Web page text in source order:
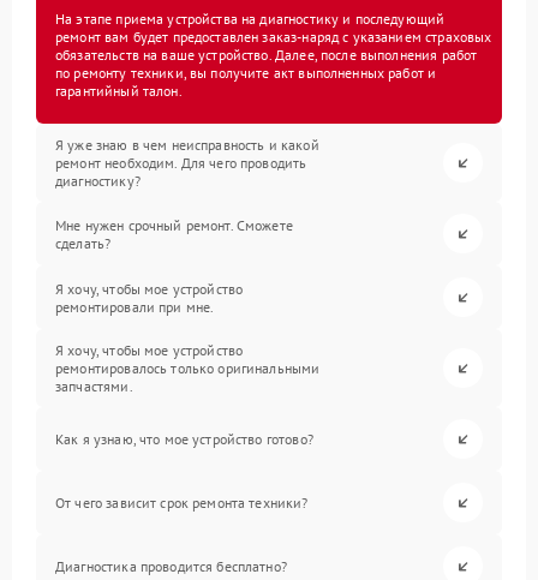
На этапе приема устройства на диагностику и последующий
ремонт вам будет предоставлен заказ-наряд с указанием страховых
обязательств на ваше устройство. Далее, после выполнения работ
по ремонту техники, вы получите акт выполненных работ и
гарантийный талон.
Я уже знаю в чем неисправность и какой
ремонт необходим. Для чего проводить
диагностику?
Мне нужен срочный ремонт. Сможете
сделать?
Я хочу, чтобы мое устройство
ремонтировали при мне.
Я хочу, чтобы мое устройство
ремонтировалось только оригинальными
запчастями.
Как я узнаю, что мое устройство готово?
От чего зависит срок ремонта техники?
Диагностика проводится бесплатно?